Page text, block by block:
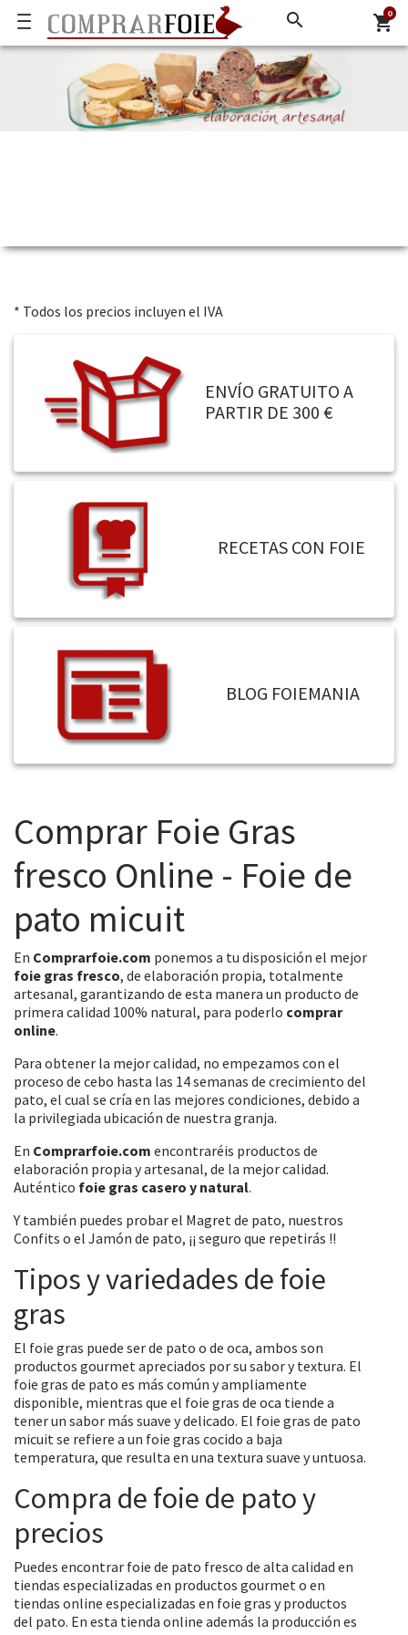
search shopping_cart
0
* Todos los precios incluyen el IVA
ENVÍO GRATUITO A
PARTIR DE 300 €
RECETAS CON FOIE
BLOG FOIEMANIA
Comprar Foie Gras
fresco Online - Foie de
pato micuit
En Comprarfoie.com ponemos a tu disposición el mejor
foie gras fresco, de elaboración propia, totalmente
artesanal, garantizando de esta manera un producto de
primera calidad 100% natural, para poderlo comprar
online.
Para obtener la mejor calidad, no empezamos con el
proceso de cebo hasta las 14 semanas de crecimiento del
pato, el cual se cría en las mejores condiciones, debido a
la privilegiada ubicación de nuestra granja.
En Comprarfoie.com encontraréis productos de
elaboración propia y artesanal, de la mejor calidad.
Auténtico foie gras casero y natural.
Y también puedes probar el Magret de pato, nuestros
Confits o el Jamón de pato, ¡¡ seguro que repetirás !!
Tipos y variedades de foie
gras
El foie gras puede ser de pato o de oca, ambos son
productos gourmet apreciados por su sabor y textura. El
foie gras de pato es más común y ampliamente
disponible, mientras que el foie gras de oca tiende a
tener un sabor más suave y delicado. El foie gras de pato
micuit se refiere a un foie gras cocido a baja
temperatura, que resulta en una textura suave y untuosa.
Compra de foie de pato y
precios
Puedes encontrar foie de pato fresco de alta calidad en
tiendas especializadas en productos gourmet o en
tiendas online especializadas en foie gras y productos
del pato. En esta tienda online además la producción es